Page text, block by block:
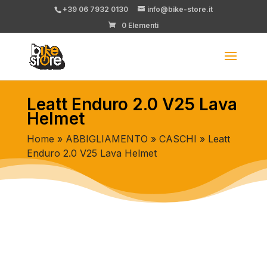
+39 06 7932 0130
info@bike-store.it
0 Elementi
Leatt Enduro 2.0 V25 Lava
Helmet
Home » ABBIGLIAMENTO » CASCHI » Leatt
Enduro 2.0 V25 Lava Helmet